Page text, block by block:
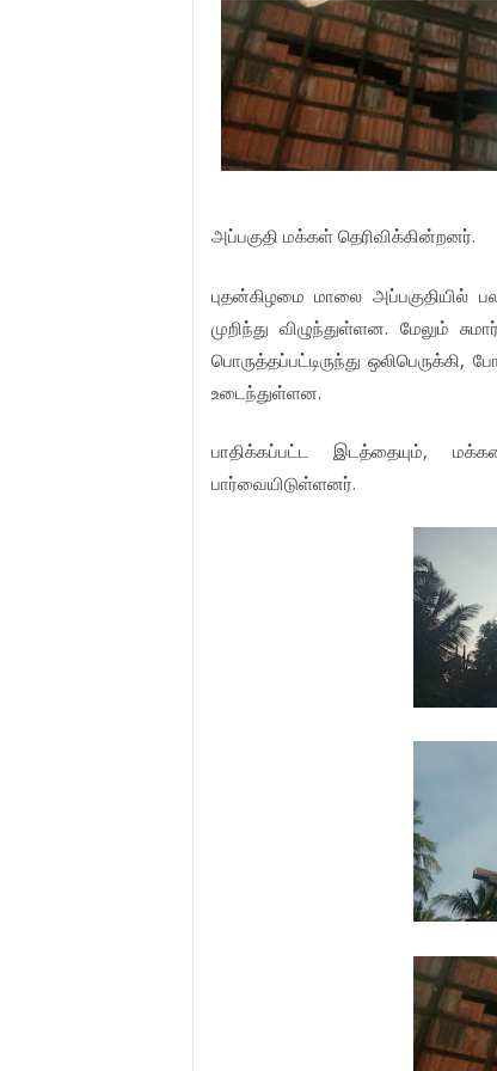
அப்பகுதி மக்கள் தெரிவிக்கின்றனர்.
புதன்கிழமை மாலை அப்பகுதியில்
முறிந்து விழுந்துள்ளன. மேலும்
பொருத்தப்பட்டிருந்து
உடைந்துள்ளன.
பாதிக்கப்பட்ட இடத்தையும்,
பார்வையிடுள்ளனர்.